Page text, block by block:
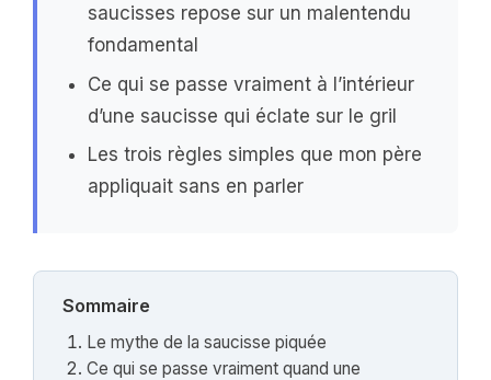
saucisses repose sur un malentendu
fondamental
Ce qui se passe vraiment à l’intérieur
d’une saucisse qui éclate sur le gril
Les trois règles simples que mon père
appliquait sans en parler
Sommaire
Le mythe de la saucisse piquée
Ce qui se passe vraiment quand une